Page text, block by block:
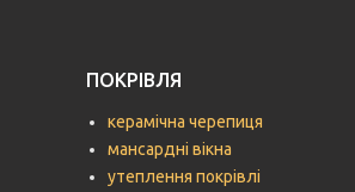
ПОКРІВЛЯ
керамічна черепиця
мансардні вікна
утеплення покрівлі